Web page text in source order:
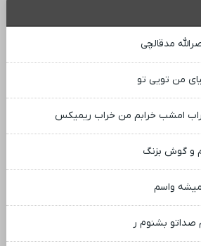
مدقالچی
من تویی تو
امشب خرابم من خراب ریمیکس
و گوش بزنگ
واسم
بشنوم ر